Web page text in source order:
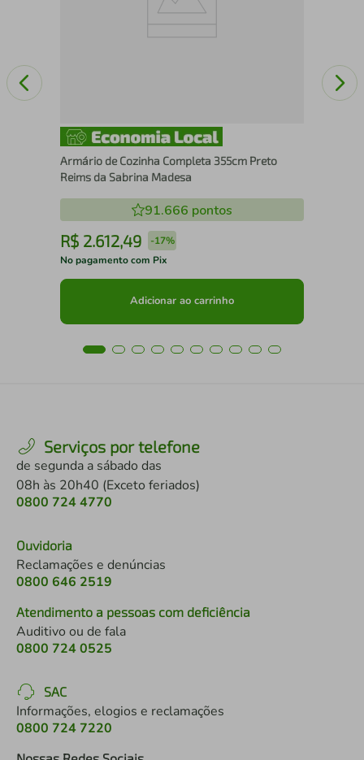
Armário de Cozinha Completa 355cm Preto
Reims da Sabrina Madesa
91.666 pontos
R$ 2.612,49 -17%
No pagamento com Pix
Adicionar ao carrinho
Serviços por telefone
de segunda a sábado das
08h às 20h40 (Exceto feriados)
0800 724 4770
Ouvidoria
Reclamações e denúncias
0800 646 2519
Atendimento a pessoas com deficiência
Auditivo ou de fala
0800 724 0525
SAC
Informações, elogios e reclamações
0800 724 7220